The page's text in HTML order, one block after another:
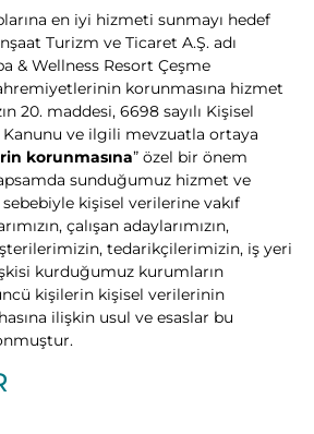
en iyi hizmeti sunmayı hedef
Turizm ve Ticaret A.Ş. adı
& Wellness Resort Çeşme
korunmasına hizmet
20. maddesi, 6698 sayılı Kişisel
Kanunu ve ilgili mevzuatla ortaya
korunmasına” özel bir önem
sunduğumuz hizmet ve
kişisel verilerine vakıf
çalışan adaylarımızın,
tedarikçilerimizin, iş yeri
kurduğumuz kurumların
kişilerin kişisel verilerinin
ilişkin usul ve esaslar bu